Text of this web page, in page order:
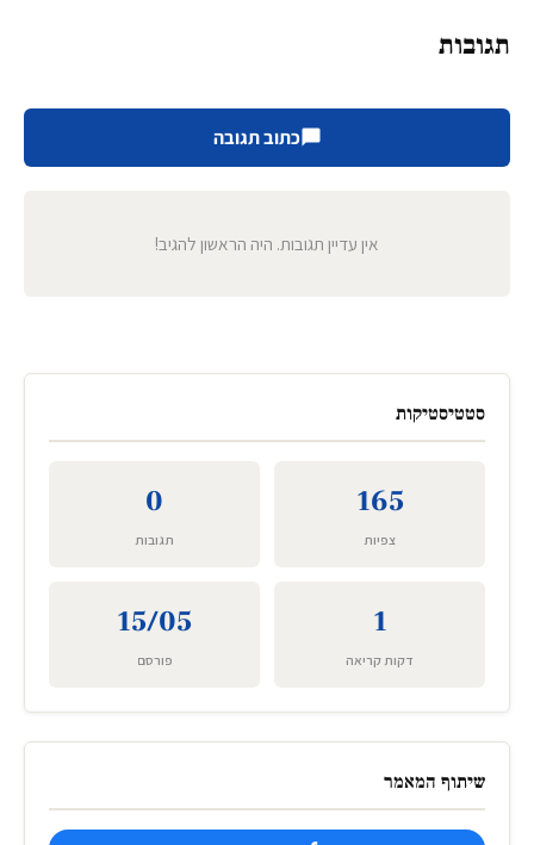
תגובות
כתוב תגובה
אין עדיין תגובות. היה הראשון להגיב!
סטטיסטיקות
165
צפיות
0
תגובות
1
דקות קריאה
15/05
פורסם
שיתוף המאמר